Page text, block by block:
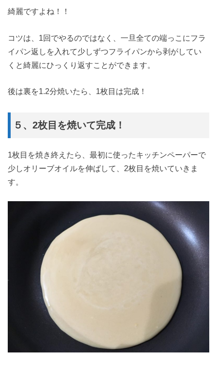
綺麗ですよね！！
コツは、1回でやるのではなく、一旦全ての端っこにフラ
イパン返しを入れて少しずつフライパンから剥がしてい
くと綺麗にひっくり返すことができます。
後は裏を1.2分焼いたら、1枚目は完成！
５、2枚目を焼いて完成！
1枚目を焼き終えたら、最初に使ったキッチンペーパーで
少しオリーブオイルを伸ばして、2枚目を焼いていきま
す。